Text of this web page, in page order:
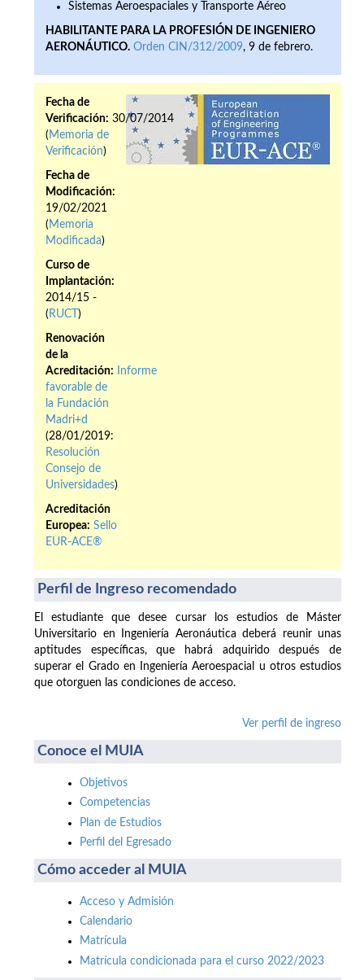
Sistemas Aeroespaciales y Transporte Aéreo
HABILITANTE PARA LA PROFESIÓN DE INGENIERO
AERONÁUTICO. Orden CIN/312/2009, 9 de febrero.
Fecha de
Verificación: 30/07/2014
( Memoria de
Verificación)
Fecha de
Modificación:
19/02/2021
( Memoria
Modificada)
Curso de
Implantación:
2014/15 -
( RUCT )
Renovación
de la
Acreditación:
Informe
favorable de
la Fundación
Madri+d
(28/01/2019:
Resolución
Consejo de
Universidades)
Acreditación
Europea: Sello
EUR-ACE®
Perfil de Ingreso recomendado
El estudiante que desee cursar los estudios de Máster
Universitario en Ingeniería Aeronáutica deberá reunir unas
aptitudes específicas, que habrá adquirido después de
superar el Grado en Ingeniería Aeroespacial u otros estudios
que otorguen las condiciones de acceso.
Ver perfil de ingreso
Conoce el MUIA
Objetivos
Competencias
Plan de Estudios
Perfil del Egresado
Cómo acceder al MUIA
Acceso y Admisión
Calendario
Matrícula
Matrícula condicionada para el curso 2022/2023